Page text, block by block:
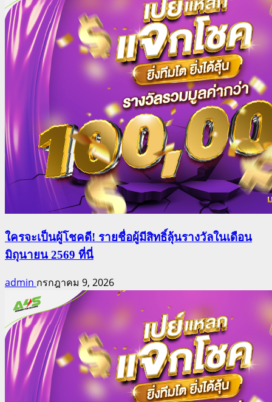
ใครจะเป็นผู้โชคดี! รายชื่อผู้มีสิทธิ์ลุ้นรางวัลในเดือน
มิถุนายน 2569 ที่นี่
admin กรกฎาคม 9, 2026